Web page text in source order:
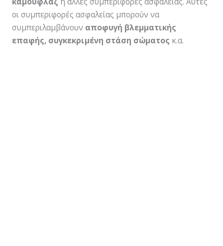
οι συμπεριφορές ασφαλείας μπορούν να
συμπεριλαμβάνουν αποφυγή βλεμματικής
επαφής, συγκεκριμένη στάση σώματος κ.α.